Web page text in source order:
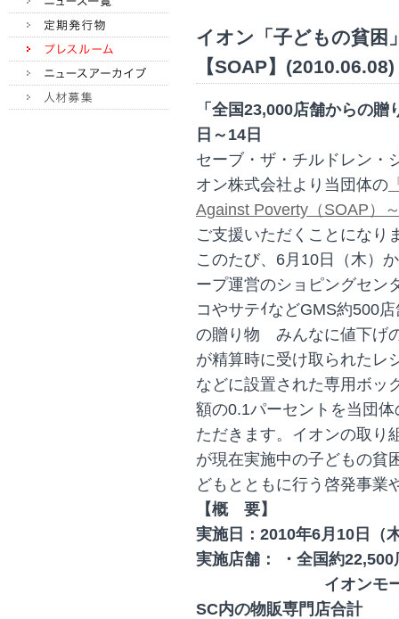
イオン「子どもの貧困
【SOAP】(2010.06.08)
「全国23,000店舗からの
日～14日
セーブ・ザ・チルドレン・
オン株式会社より当団体の
Against Poverty（SOAP）
ご支援いただくことになり
このたび、6月10日（木）
ープ運営のショピングセン
コやサテｲなどGMS約500
の贈り物 みんなに値下げ
が精算時に受け取られたレ
などに設置された専用ボッ
額の0.1パーセントを当団
ただきます。イオンの取り
が現在実施中の子どもの貧
どもとともに行う啓発事業
【概 要】
実施日：2010年6月10日
実施店舗： ・ 全国約22,500
イオンモールなど
SC内の物販専門店合計